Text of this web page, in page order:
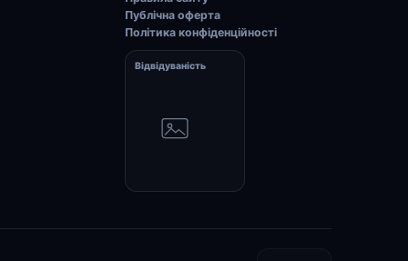
Публічна оферта
Політика конфіденційності
Відвідуваність